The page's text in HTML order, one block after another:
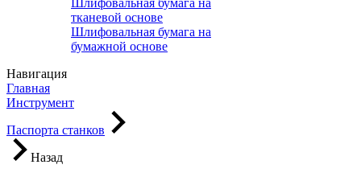
Шлифовальная бумага на
тканевой основе
Шлифовальная бумага на
бумажной основе
Навигация
Главная
Инструмент
Паспорта станков
Назад